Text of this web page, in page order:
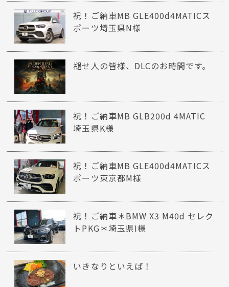
祝！ご納車MB GLE400d4MATICス
ポーツ埼玉県N様
褪せ人の皆様、DLCのお時間です。
祝！ご納車MB GLB200d 4MATIC
埼玉県K様
祝！ご納車MB GLE400d4MATICス
ポーツ東京都M様
祝！ご納車＊BMW X3 M40d セレク
トPKG＊埼玉県I様
いきなりといえば！